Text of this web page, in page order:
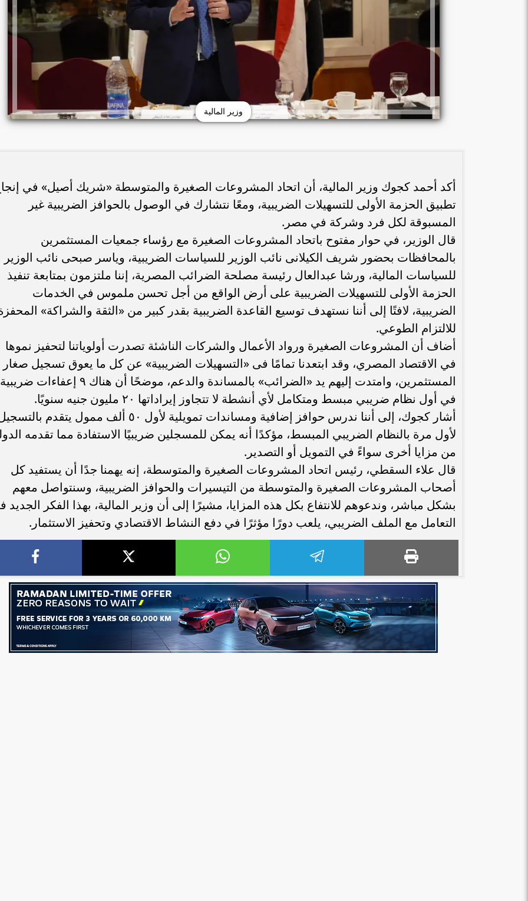
وزير المالية
أكد أحمد كجوك وزير المالية، أن اتحاد المشروعات الصغيرة والمتوسطة «شريك أصيل» في
تطبيق الحزمة الأولى للتسهيلات الضريبية، ومعًا نتشارك في الوصول بالحوافز الضريبية غير
المسبوقة لكل فرد وشركة في مصر.
قال الوزير، في حوار مفتوح باتحاد المشروعات الصغيرة مع رؤساء جمعيات المستثمرين
بالمحافظات بحضور شريف الكيلانى نائب الوزير للسياسات الضريبية، وياسر صبحى نائب الوزير
للسياسات المالية، ورشا عبدالعال رئيسة مصلحة الضرائب المصرية، إننا ملتزمون بمتابعة تنفيذ
الحزمة الأولى للتسهيلات الضريبية على أرض الواقع من أجل تحسن ملموس في الخدمات
الضريبية، لافتًا إلى أننا نستهدف توسيع القاعدة الضريبية بقدر كبير من «الثقة والشراكة»
للالتزام الطوعي.
أضاف أن المشروعات الصغيرة ورواد الأعمال والشركات الناشئة تصدرت أولوياتنا لتحفيز نموها
في الاقتصاد المصري، وقد ابتعدنا تمامًا فى «التسهيلات الضريبية» عن كل ما يعوق تسجيل صغار
المستثمرين، وامتدت إليهم يد «الضرائب» بالمساندة والدعم، موضحًا أن هناك ٩ إعفاءات ضريبية
في أول نظام ضريبي مبسط ومتكامل لأي أنشطة لا تتجاوز إيراداتها ٢٠ مليون جنيه سنويًا.
أشار كجوك، إلى أننا ندرس حوافز إضافية ومساندات تمويلية لأول ٥٠ ألف ممول يتقدم
لأول مرة بالنظام الضريبي المبسط، مؤكدًا أنه يمكن للمسجلين ضريبيًا الاستفادة مما تقدمه
من مزايا أخرى سواءً في التمويل أو التصدير.
قال علاء السقطي، رئيس اتحاد المشروعات الصغيرة والمتوسطة، إنه يهمنا جدًا أن يستفيد كل
أصحاب المشروعات الصغيرة والمتوسطة من التيسيرات والحوافز الضريبية، وسنتواصل معهم
بشكل مباشر، وندعوهم للانتفاع بكل هذه المزايا، مشيرًا إلى أن وزير المالية، بهذا الفكر الجديد
التعامل مع الملف الضريبي، يلعب دورًا مؤثرًا في دفع النشاط الاقتصادي وتحفيز الاستثمار.